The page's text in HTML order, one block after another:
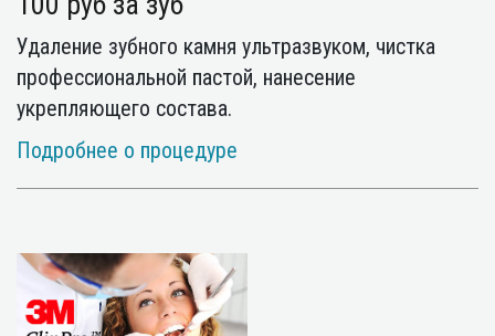
Удаление зубного камня ультразвуком, чистка
профессиональной пастой, нанесение
укрепляющего состава.
Подробнее о процедуре